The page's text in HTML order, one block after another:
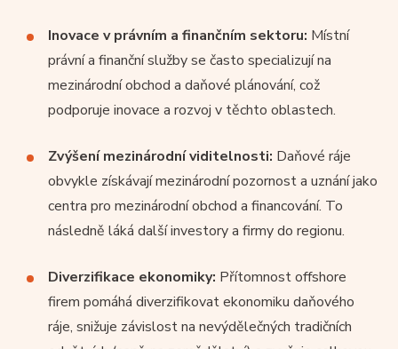
Inovace v právním a finančním sektoru: Místní
právní a finanční služby se často specializují na
mezinárodní obchod a daňové plánování, což
podporuje inovace a rozvoj v těchto oblastech.
Zvýšení mezinárodní viditelnosti: Daňové ráje
obvykle získávají mezinárodní pozornost a uznání jako
centra pro mezinárodní obchod a financování. To
následně láká další investory a firmy do regionu.
Diverzifikace ekonomiky: Přítomnost offshore
firem pomáhá diverzifikovat ekonomiku daňového
ráje, snižuje závislost na nevýdělečných tradičních